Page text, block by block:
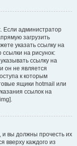
Если администратор
загрузить
указать ссылку на
на рисунок:
ссылку на
он не является
к которым
ящики hotmail или
ссылок на
вы должны прочесть их
вверху каждого из